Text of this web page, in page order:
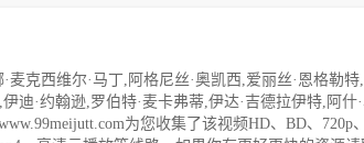
克西维尔·马丁,阿格尼丝·奥凯西,爱丽丝·恩格勒特
迪·约翰逊,罗伯特·麦卡弗蒂,伊达·吉德拉伊特,阿什
为您收集了该视频HD、BD、720p